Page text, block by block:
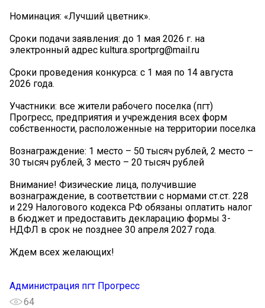
Номинация: «Лучший цветник».
Сроки подачи заявления: до 1 мая 2026 г. на
электронный адрес kultura.sportprg@mail.ru
Сроки проведения конкурса: с 1 мая по 14 августа
2026 года.
Участники: все жители рабочего поселка (пгт)
Прогресс, предприятия и учреждения всех форм
собственности, расположенные на территории поселка
Вознаграждение: 1 место – 50 тысяч рублей, 2 место –
30 тысяч рублей, 3 место – 20 тысяч рублей
Внимание! Физические лица, получившие
вознаграждение, в соответствии с нормами ст.ст. 228
и 229 Налогового кодекса РФ обязаны оплатить налог
в бюджет и предоставить декларацию формы 3-
НДФЛ в срок не позднее 30 апреля 2027 года.
Ждем всех желающих!
Администрация пгт Прогресс
64